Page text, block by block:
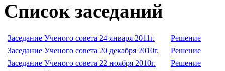
Список заседаний
Заседание Ученого совета 24 января 2011г.
Решение
Заседание Ученого совета 20 декабря 2010г.
Решение
Заседание Ученого совета 22 ноября 2010г.
Решение